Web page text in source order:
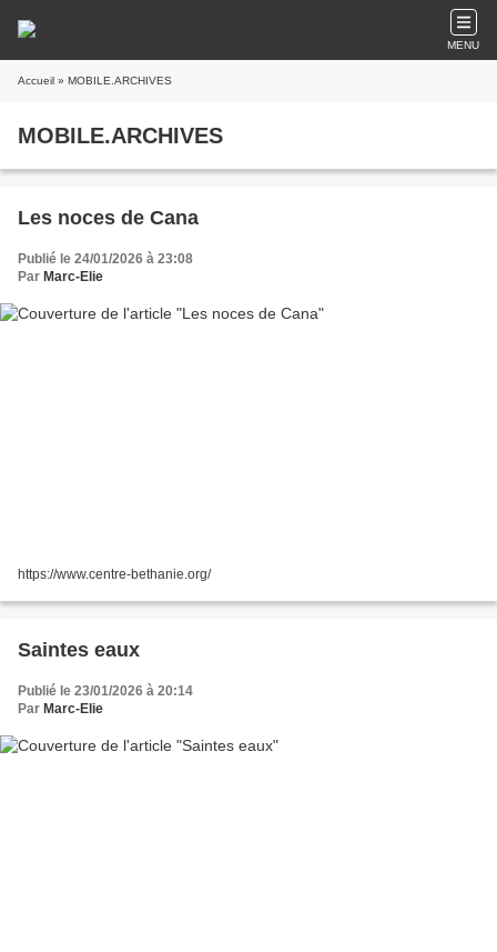
MENU
Accueil » MOBILE.ARCHIVES
MOBILE.ARCHIVES
Les noces de Cana
Publié le 24/01/2026 à 23:08
Par Marc-Elie
https://www.centre-bethanie.org/
Saintes eaux
Publié le 23/01/2026 à 20:14
Par Marc-Elie